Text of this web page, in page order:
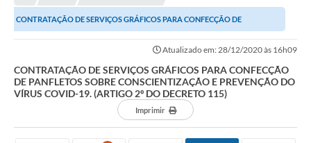
CONTRATAÇÃO DE SERVIÇOS GRÁFICOS PARA CONFECÇÃO DE
Atualizado em: 28/12/2020 às 16h09
CONTRATAÇÃO DE SERVIÇOS GRÁFICOS PARA CONFECÇÃO
DE PANFLETOS SOBRE CONSCIENTIZAÇÃO E PREVENÇÃO DO
VÍRUS COVID-19. (ARTIGO 2º DO DECRETO 115)
Imprimir